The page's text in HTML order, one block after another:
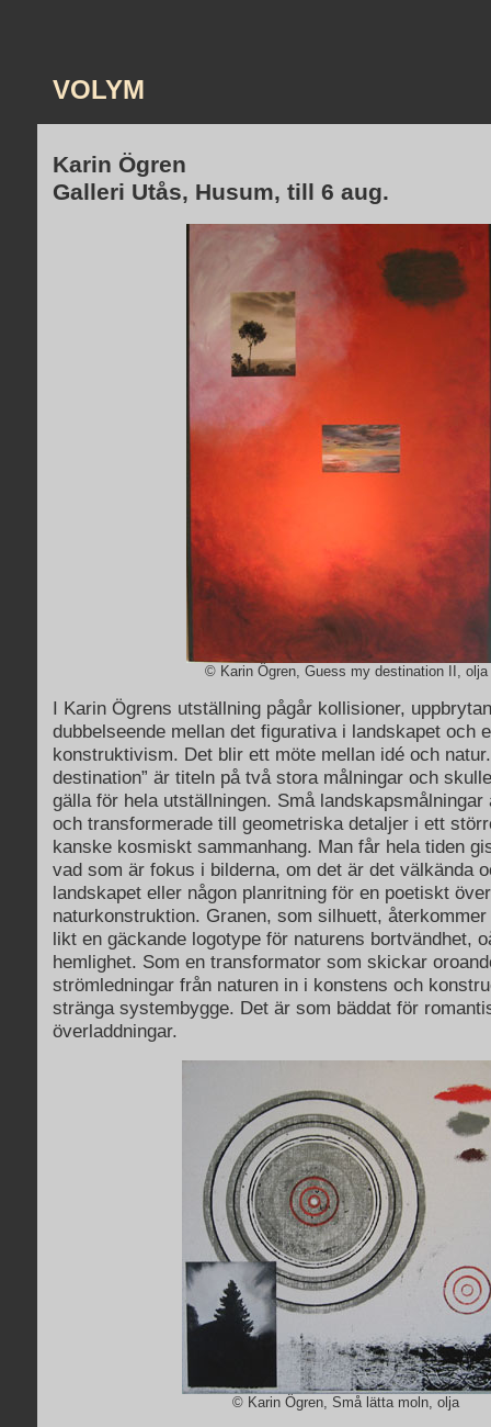
VOLYM
Karin Ögren
Galleri Utås, Husum, till 6 aug.
© Karin Ögren, Guess my destination II, olja
I Karin Ögrens utställning pågår kollisioner,
dubbelseende mellan det figurativa i landskapet och
konstruktivism. Det blir ett möte mellan idé och
destination” är titeln på två stora målningar och
gälla för hela utställningen. Små landskapsmålningar
och transformerade till geometriska detaljer i ett
kanske kosmiskt sammanhang. Man får hela tiden
vad som är fokus i bilderna, om det är det välkända
landskapet eller någon planritning för en poetiskt
naturkonstruktion. Granen, som silhuett,
likt en gäckande logotype för naturens bortvändhet,
hemlighet. Som en transformator som skickar
strömledningar från naturen in i konstens och
stränga systembygge. Det är som bäddat för
överladdningar.
© Karin Ögren, Små lätta moln, olja